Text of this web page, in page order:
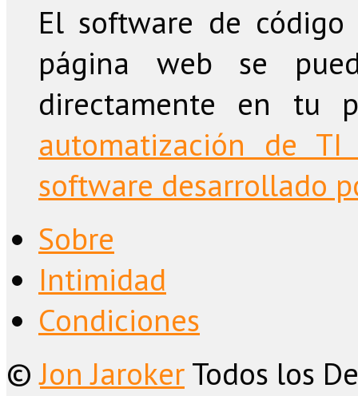
El software de
página web se
directamente en tu
automatización de
software desarrollado
Sobre
Intimidad
Condiciones
©Jon JarokerTodos los